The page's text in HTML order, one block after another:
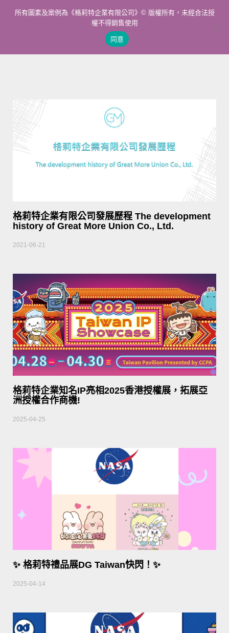
格莉特企業有限公司發展歷程 The development
history of Great More Union Co., Ltd.
2021-06-21
格莉特企業知名IP亮相2025香港授權展，拓展亞
洲授權合作商機!
2025-04-25
✨ 格莉特禮品展DG Taiwan快閃！✨
2025-04-14
所有圖素及案例為《格莉特企業有限公司》© 版權所有，未經合法授
權不得銷售使用
同意